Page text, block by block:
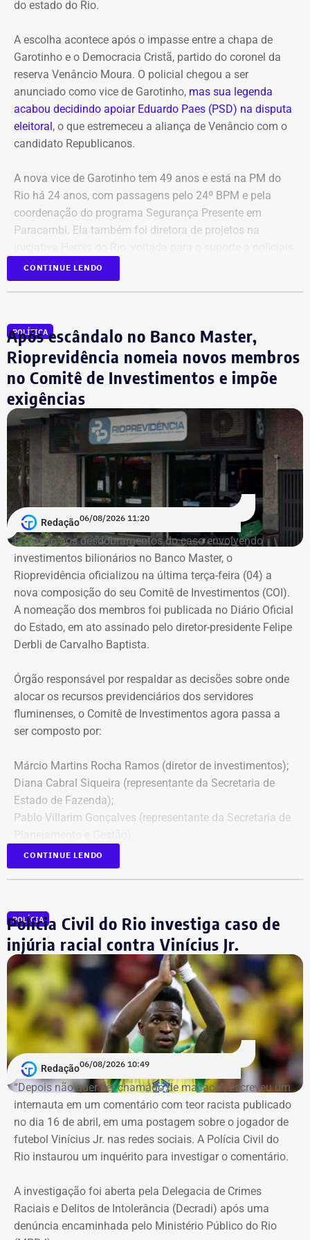
atribuídas a André Janones. A vereadora também pede
crime, sejam adotadas as medidas legais cabíveis,
incluindo o eventual oferecimento de denúncia.
Para embasar o pedido, a parlamentar anexou capturas
de tela da publicação e os links das postagens
divulgadas por Janones nas redes sociais.
do estado do Rio.
A escolha acontece após o impasse entre a chapa de
Garotinho e o Democracia Cristã, partido do coronel da
reserva Venâncio Moura. O policial chegou a ser
anunciado como vice de Garotinho, mas sua legenda
acabou decidindo apoiar Eduardo Paes (PSD) na disputa
eleitoral, o que estremeceu a aliança de Venâncio com o
candidato Republicanos.
A nova vice de Garotinho tem 49 anos e está na PM do
Rio há 24 anos, com passagens pelo 24º BPM e pela
coordenação do programa Segurança Presente em
Paracambi. Ela também foi diretora de projetos na
feridos e a familiares de agentes falecidos.
própria do ex-governador Wilson Witzel, mas o político
desistiu da disputa para apoiar a campanha de Anthony
Garotinho.
Com informações de Lauro Jardim, do jornal “O Globo”.
CONTINUE LENDO
POLÍTICA
Após escândalo no Banco Master,
Rioprevidência nomeia novos membros
no Comitê de Investimentos e impõe
exigências
Redação06/08/2026 11:20
Em meio aos desdobramentos do caso envolvendo
investimentos bilionários no Banco Master, o
Rioprevidência oficializou na última terça-feira (04) a
nova composição do seu Comitê de Investimentos (COI).
A nomeação dos membros foi publicada no Diário Oficial
do Estado, em ato assinado pelo diretor-presidente Felipe
Derbli de Carvalho Baptista.
Órgão responsável por respaldar as decisões sobre onde
alocar os recursos previdenciários dos servidores
fluminenses, o Comitê de Investimentos agora passa a
ser composto por:
Márcio Martins Rocha Ramos (diretor de investimentos);
Diana Cabral Siqueira (representante da Secretaria de
Estado de Fazenda);
Pablo Villarim Gonçalves (representante da Secretaria de
Alisson José Ramos Batista (servidor do Corpo Técnico
do Rioprevidência);
Retroatividade de atos para garantir
segurança jurídica
Um dos pontos de destaque no ato administrativo é a
atribuição de efeitos retroativos a 1º de julho de 2026.
Segundo a portaria, a medida serve para validar e
regularizar decisões de gestão e investimentos que já
vinham sendo praticados pelos servidores designados
desde o mês passado. O fundo justifica a retroatividade
na necessidade de preservar a continuidade do serviço
público, a eficiência e a segurança jurídica de suas
operações.
Prazos rigorosos para certificação
obrigatória
CONTINUE LENDO
POLÍCIA
Polícia Civil do Rio investiga caso de
injúria racial contra Vinícius Jr.
Redação06/08/2026 10:49
“Depois não quer ser chamado de macaco”, escreveu um
internauta em um comentário com teor racista publicado
no dia 16 de abril, em uma postagem sobre o jogador de
futebol Vinícius Jr. nas redes sociais. A Polícia Civil do
Rio instaurou um inquérito para investigar o comentário.
A investigação foi aberta pela Delegacia de Crimes
Raciais e Delitos de Intolerância (Decradi) após uma
denúncia encaminhada pelo Ministério Público do Rio